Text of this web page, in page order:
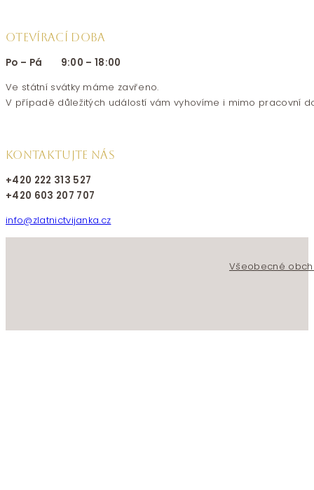
OTEVÍRACÍ DOBA
Po – Pá 9:00 – 18:00
Ve státní svátky máme zavřeno.
V případě důležitých událostí vám vyhovíme i mimo pracovní
KONTAKTUJTE NÁS
+420 222 313 527
+420 603 207 707
info@zlatnictvijanka.cz
Všeobecné